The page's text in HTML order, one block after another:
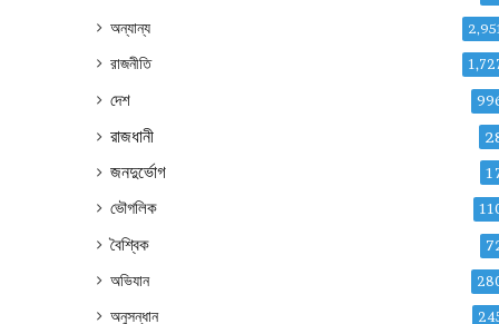
অন্যান্য
রাজনীতি
দেশ
রাজধানী
জনদুর্ভোগ
ভৌগলিক
বৈশ্বিক
অভিযান
অনুসন্ধান